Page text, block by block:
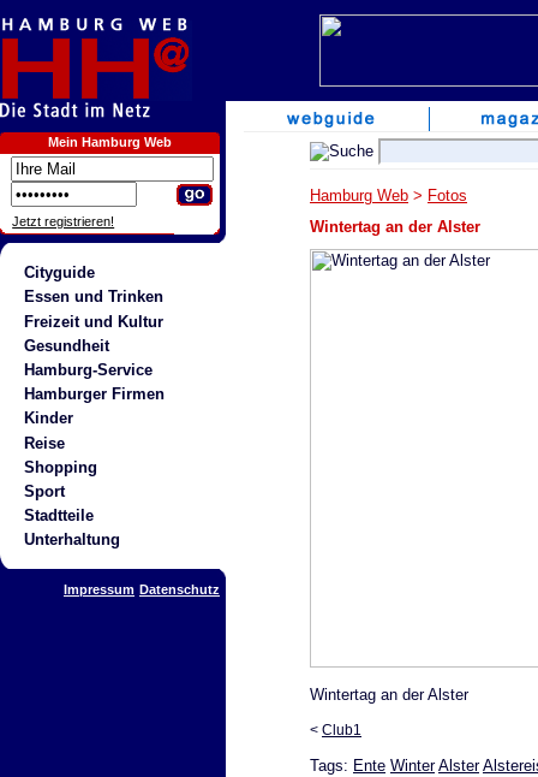
Mein Hamburg Web
Jetzt registrieren!
Cityguide
Essen und Trinken
Freizeit und Kultur
Gesundheit
Hamburg-Service
Hamburger Firmen
Kinder
Reise
Shopping
Sport
Stadtteile
Unterhaltung
Impressum Datenschutz
Hamburg Web > Fotos
Wintertag an der Alster
Wintertag an der Alster
< Club1
Tags: Ente Winter Alster